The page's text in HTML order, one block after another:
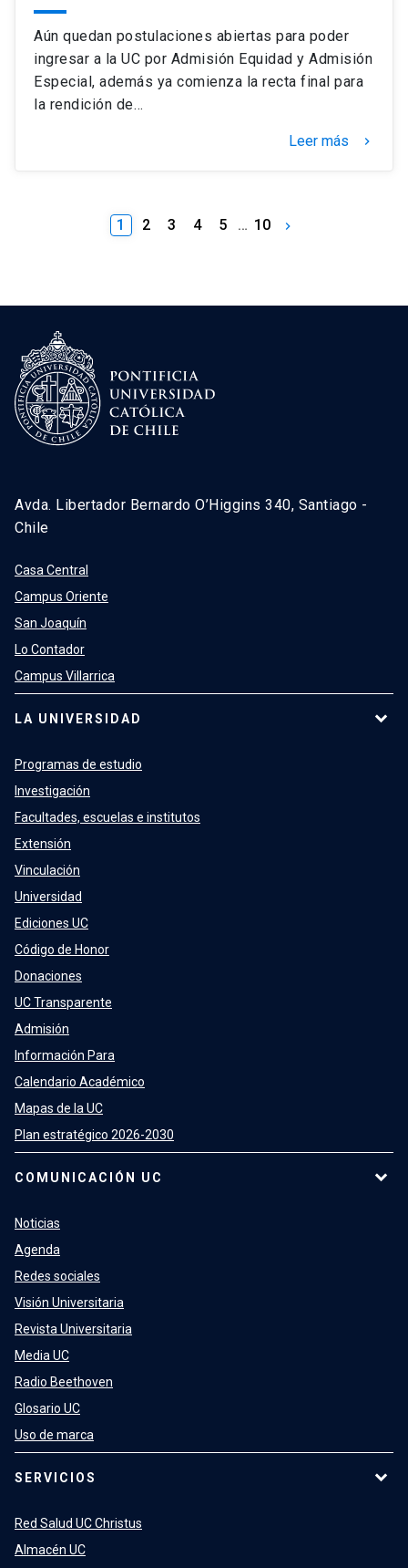
Aún quedan postulaciones abiertas para poder
ingresar a la UC por Admisión Equidad y Admisión
Especial, además ya comienza la recta final para
la rendición de…
Leer más keyboard_arrow_right
1 2 3 4 5 … 10 keyboard_arrow_right
Avda. Libertador Bernardo O’Higgins 340, Santiago -
Chile
Casa Central
Campus Oriente
San Joaquín
Lo Contador
Campus Villarrica
LA UNIVERSIDAD
Programas de estudio
Investigación
Facultades, escuelas e institutos
Extensión
Vinculación
Universidad
Ediciones UC
Código de Honor
Donaciones
UC Transparente
Admisión
Información Para
Calendario Académico
Mapas de la UC
Plan estratégico 2026-2030
COMUNICACIÓN UC
Noticias
Agenda
Redes sociales
Visión Universitaria
Revista Universitaria
Media UC
Radio Beethoven
Glosario UC
Uso de marca
SERVICIOS
Red Salud UC Christus
Almacén UC